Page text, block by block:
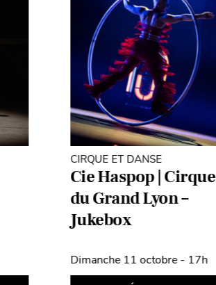
CIRQUE ET DANSE
Cie Haspop | Cirque
du Grand Lyon –
Jukebox
Dimanche 11 octobre - 17h